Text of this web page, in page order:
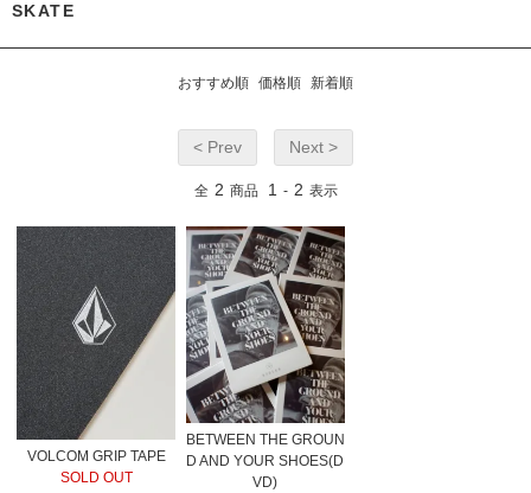
SKATE
おすすめ順 価格順 新着順
< Prev Next >
全 2 商品 1 - 2 表示
VOLCOM GRIP TAPE
SOLD OUT
BETWEEN THE GROUN
D AND YOUR SHOES(D
VD)